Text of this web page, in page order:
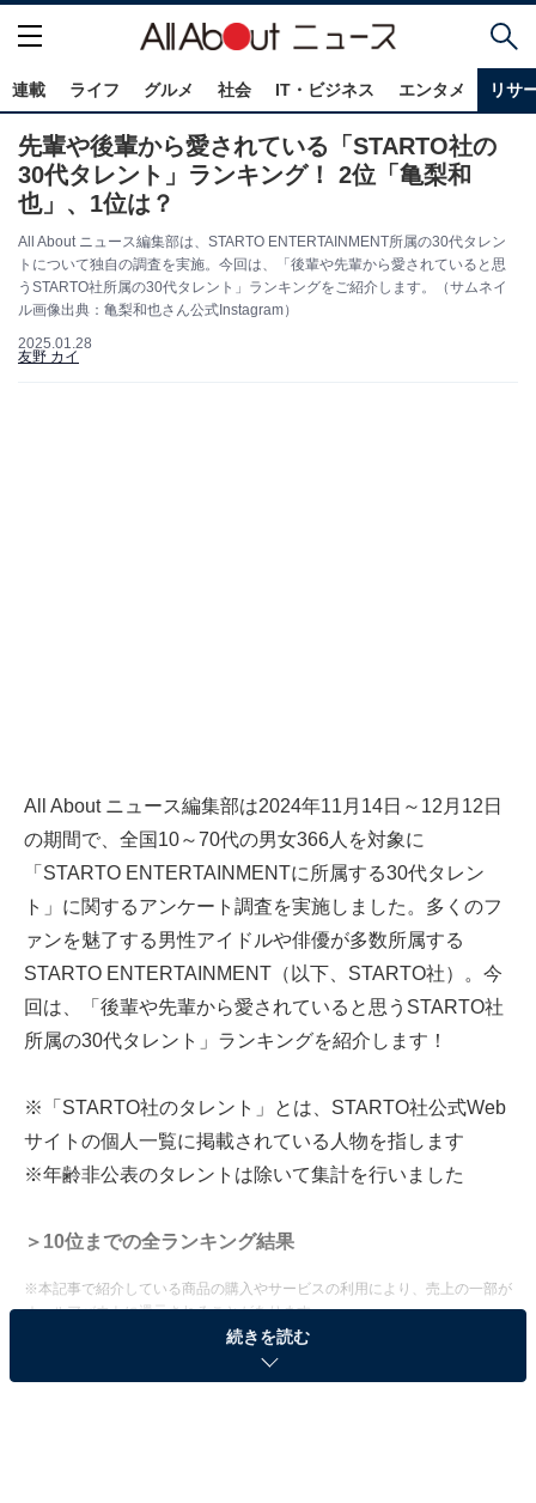
連載 ライフ グルメ 社会 IT・ビジネス エンタメ リサ
先輩や後輩から愛されている「STARTO社の
30代タレント」ランキング！ 2位「亀梨和
也」、1位は？
All About ニュース編集部は、STARTO ENTERTAINMENT所属の30代タレン
トについて独自の調査を実施。今回は、「後輩や先輩から愛されていると思
うSTARTO社所属の30代タレント」ランキングをご紹介します。（サムネイ
ル画像出典：亀梨和也さん公式Instagram）
2025.01.28
友野 カイ
All About ニュース編集部は2024年11月14日～12月12日
の期間で、全国10～70代の男女366人を対象に
「STARTO ENTERTAINMENTに所属する30代タレン
ト」に関するアンケート調査を実施しました。多くのフ
ァンを魅了する男性アイドルや俳優が多数所属する
STARTO ENTERTAINMENT（以下、STARTO社）。今
回は、「後輩や先輩から愛されていると思うSTARTO社
所属の30代タレント」ランキングを紹介します！
※「STARTO社のタレント」とは、STARTO社公式Web
サイトの個人一覧に掲載されている人物を指します
※年齢非公表のタレントは除いて集計を行いました
＞10位までの全ランキング結果
※本記事で紹介している商品の購入やサービスの利用により、売上の一部が
オールアバウトに還元されることがあります。
2位：亀梨和也（KAT-TUN）
続きを読む